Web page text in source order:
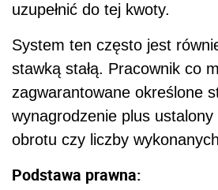
uzupełnić do tej kwoty.
System ten często jest
stawką stałą. Pracownik co
zagwarantowane określone
wynagrodzenie plus ustalony
obrotu czy liczby
Podstawa prawna: